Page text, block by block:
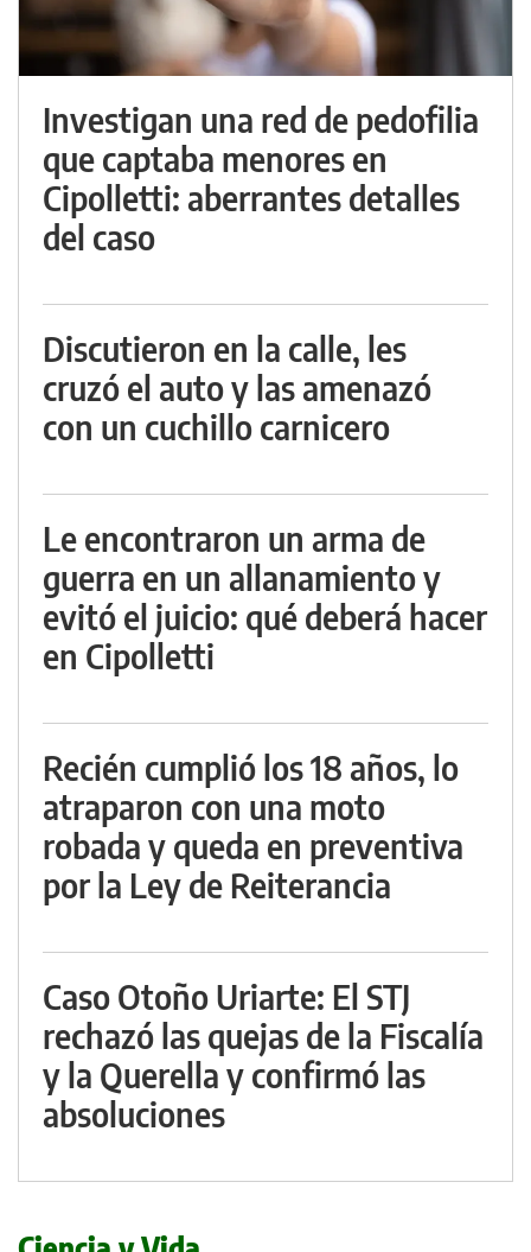
Investigan una red de pedofilia
que captaba menores en
Cipolletti: aberrantes detalles
del caso
Discutieron en la calle, les
cruzó el auto y las amenazó
con un cuchillo carnicero
Le encontraron un arma de
guerra en un allanamiento y
evitó el juicio: qué deberá hacer
en Cipolletti
Recién cumplió los 18 años, lo
atraparon con una moto
robada y queda en preventiva
por la Ley de Reiterancia
Caso Otoño Uriarte: El STJ
rechazó las quejas de la Fiscalía
y la Querella y confirmó las
absoluciones